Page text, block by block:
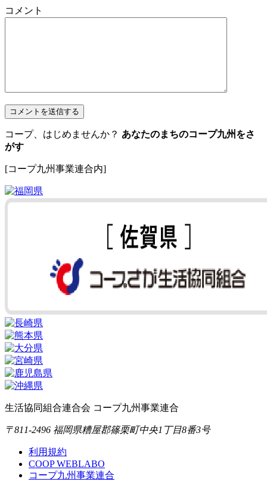
コメント
コープ、はじめませんか？ あなたのまちのコープ九州をさ
がす
[コープ九州事業連合内]
生活協同組合連合会 コープ九州事業連合
〒811-2496 福岡県糟屋郡篠栗町中央1丁目8番3号
利用規約
COOP WEBLABO
コープ九州事業連合